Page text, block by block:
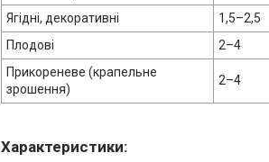
Ягідні, декоративні
1,5–2,5
Плодові
2–4
Прикореневе (крапельне
зрошення)
2–4
Характеристики: